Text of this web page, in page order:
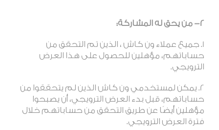
2- من يحق له المشاركة :
جميع عملاء ون كاش ، الذين تم التحقق من
حساباتهم، مؤهلين للحصول على هذا العرض
الترويجي.
يمكن لمستخدمي ون كاش الذين لم يتحققوا من
حساباتهم، قبل بدء العرض الترويجي، أن يصبحوا
مؤهلين أيضًا عن طريق التحقق من حساباتهم خلال
فترة العرض الترويجي.